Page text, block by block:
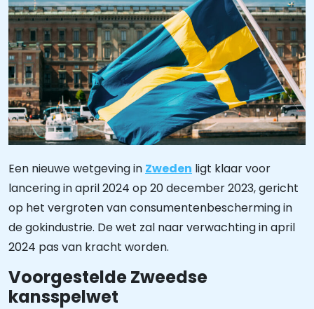
Een nieuwe wetgeving in Zweden ligt klaar voor
lancering in april 2024 op 20 december 2023, gericht
op het vergroten van consumentenbescherming in
de gokindustrie. De wet zal naar verwachting in april
2024 pas van kracht worden.
Voorgestelde Zweedse
kansspelwet